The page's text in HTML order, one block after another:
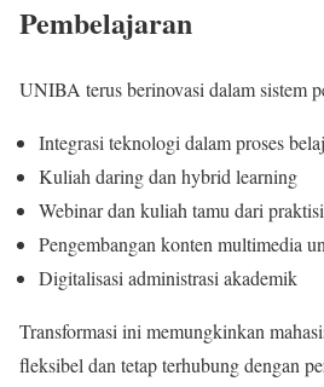
Pembelajaran
UNIBA terus berinovasi dalam sistem
Integrasi teknologi dalam proses
Kuliah daring dan hybrid learning
Webinar dan kuliah tamu dari
Pengembangan konten multimedia
Digitalisasi administrasi akademik
Transformasi ini memungkinkan
fleksibel dan tetap terhubung dengan